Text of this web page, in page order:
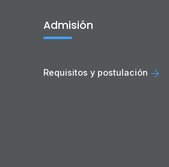
Admisión
Requisitos y postulación